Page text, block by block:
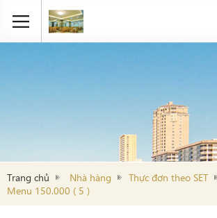
Trang chủ Nhà hàng
Thực đơn theo SET
Menu 150.000 ( 5 )